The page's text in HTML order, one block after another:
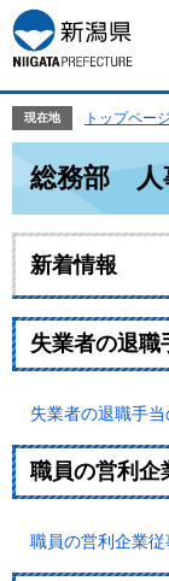
ー
ジ
の
頭
す。
ニ
ュ
ー
飛
て
本
現在地 トップページ
総務部 人
新着情報
失業者の退職
失業者の退職手
職員の営利企
職員の営利企業